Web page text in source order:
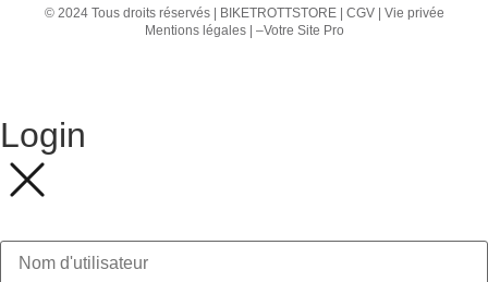
© 2024 Tous droits réservés | BIKETROTTSTORE | CGV| Vie privée
Mentions légales| –Votre Site Pro
Login